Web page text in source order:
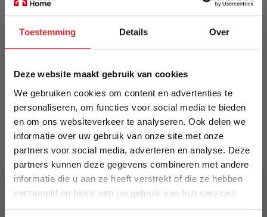
Toestemming Details Over
Deze website maakt gebruik van cookies
We gebruiken cookies om content en advertenties te
personaliseren, om functies voor social media te bieden
en om ons websiteverkeer te analyseren. Ook delen we
informatie over uw gebruik van onze site met onze
partners voor social media, adverteren en analyse. Deze
partners kunnen deze gegevens combineren met andere
informatie die u aan ze heeft verstrekt of die ze hebben
verzameld op basis van uw gebruik van hun services.
EAN
5414452967364
Prijs
€ 250,00
Levertijd
Informeer naar de actuele levertijd
Kleur
6161
Maat